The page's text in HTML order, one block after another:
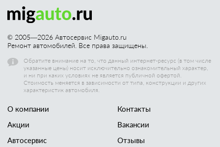
© 2005—2026 Автосервис Migauto.ru
Ремонт автомобилей. Все права защищены.
Обратите внимание на то, что данный интернет-ресурс (в том числе
указанные цены) носит исключительно ознакомительный характер,
и ни при каких условиях не является публичной офертой.
Стоимость меняется в зависимости от типа, конструкции и других
характеристик автомобиля.
О компании
Акции
Автосервис
Контакты
Вакансии
Отзывы